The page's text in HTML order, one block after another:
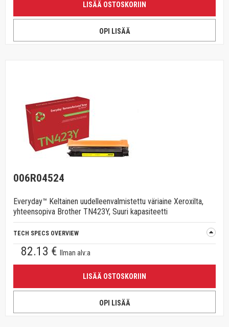
LISÄÄ OSTOSKORIIN
OPI LISÄÄ
006R04524
Everyday™ Keltainen uudelleenvalmistettu väriaine Xeroxilta,
yhteensopiva Brother TN423Y, Suuri kapasiteetti
TECH SPECS OVERVIEW
82.13 € Ilman alv:a
LISÄÄ OSTOSKORIIN
OPI LISÄÄ